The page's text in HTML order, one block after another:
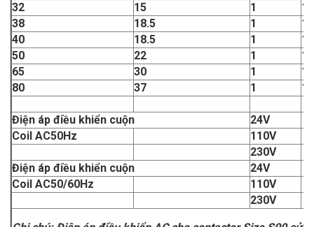
32
15 1
1
38
18.5 1
1
40
18.5 1
1
50
22 1
1
65
30 1
1
80
37 1 1
Điện áp điều khiển cuộn
24V
Coil AC50Hz
110V
230V
Điện áp điều khiển cuộn
24V
Coil AC50/60Hz
110V
230V